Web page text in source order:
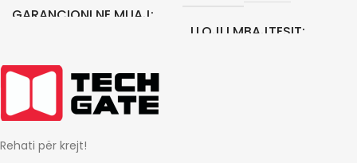
GARANCIONI NE MUAJ
LLOJI I MBAJTESIT
Rehati për krejt!